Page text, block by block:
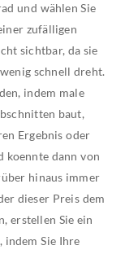
und wählen Sie
zufälligen
sichtbar, da sie
schnell dreht.
indem male
baut,
Ergebnis oder
koennte dann von
hinaus immer
dieser Preis dem
erstellen Sie ein
indem Sie Ihre